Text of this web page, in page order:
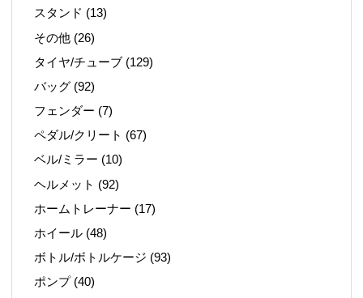
スタンド (13)
その他 (26)
タイヤ/チューブ (129)
バッグ (92)
フェンダー (7)
ペダル/クリート (67)
ベル/ミラー (10)
ヘルメット (92)
ホームトレーナー (17)
ホイール (48)
ボトル/ボトルケージ (93)
ポンプ(40)